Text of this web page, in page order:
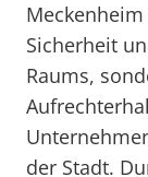
Sicherheit
Raums,
der Stadt.